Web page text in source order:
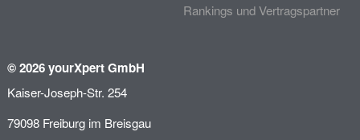
Rankings und Vertragspartner
© 2026 yourXpert GmbH
Kaiser-Joseph-Str. 254
79098 Freiburg im Breisgau